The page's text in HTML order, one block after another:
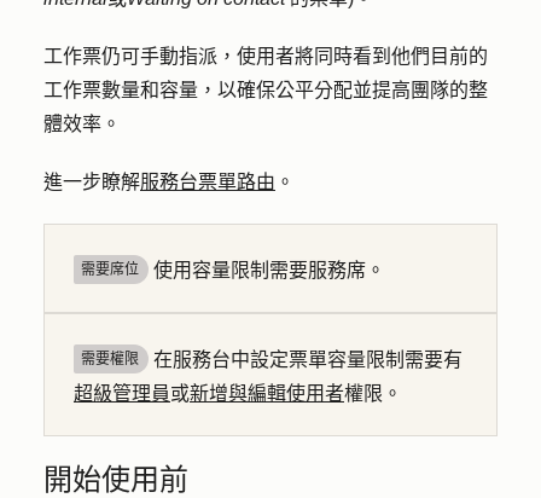
工作票仍可手動指派，使用者將同時看到他們目前的
工作票數量和容量，以確保公平分配並提高團隊的整
體效率。
進一步瞭解服務台票單路由 。
需要席位 使用容量限制需要服務席。
需要權限
在服務台中設定票單容量限制需要有
超級管理員或新增與編輯使用者權限。
開始使用前